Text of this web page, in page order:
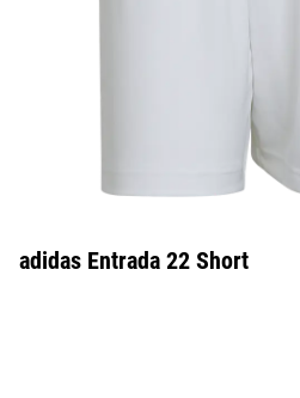
adidas Entrada 22 Short